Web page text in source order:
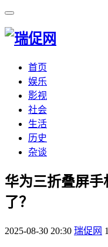
首页
娱乐
影视
社会
生活
历史
杂谈
华为三折叠屏手
了？
2025-08-30 20:30 瑞促网